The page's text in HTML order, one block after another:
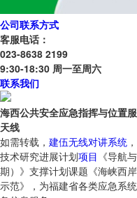
公司联系方式
客服电话：
023-8638 2199
9:30-18:30 周一至周六
联系我们
海西公共安全应急指挥与位置
天线
如需转载， 建伍无线对讲系统
技术研究进展计划项目 《导航与
期）》支撑计划课题《海峡西岸
示范》，为福建省各类应急系